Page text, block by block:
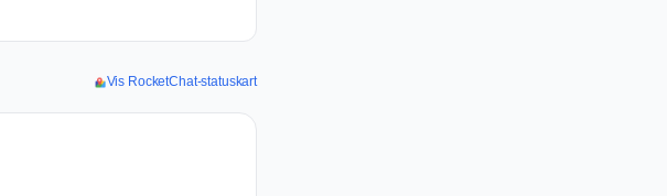
Vis RocketChat-statuskart